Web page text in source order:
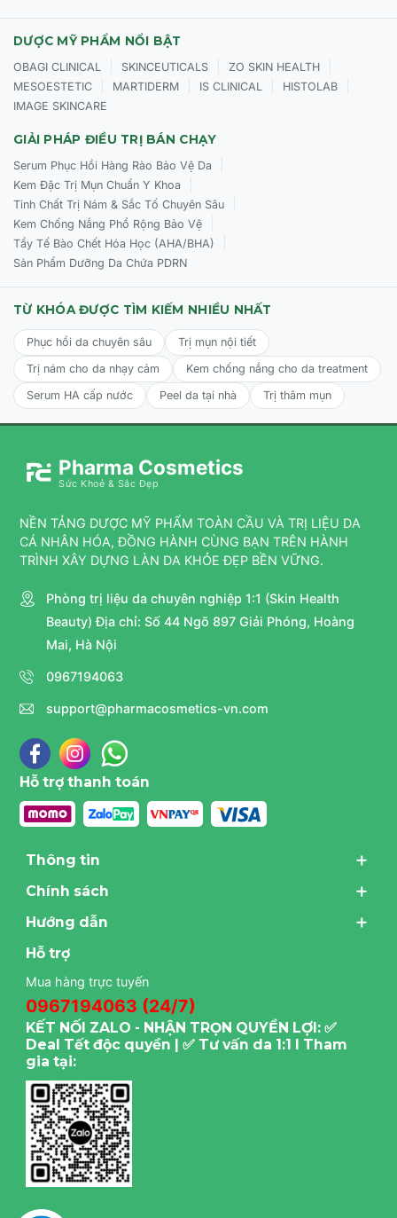
DƯỢC MỸ PHẨM NỔI BẬT
OBAGI CLINICAL SKINCEUTICALS ZO SKIN HEALTH
MESOESTETIC MARTIDERM IS CLINICAL HISTOLAB
IMAGE SKINCARE
GIẢI PHÁP ĐIỀU TRỊ BÁN CHẠY
Serum Phục Hồi Hàng Rào Bảo Vệ Da
Kem Đặc Trị Mụn Chuẩn Y Khoa
Tinh Chất Trị Nám & Sắc Tố Chuyên Sâu
Kem Chống Nắng Phổ Rộng Bảo Vệ
Tẩy Tế Bào Chết Hóa Học (AHA/BHA)
Sản Phẩm Dưỡng Da Chứa PDRN
TỪ KHÓA ĐƯỢC TÌM KIẾM NHIỀU NHẤT
Phục hồi da chuyên sâu
Trị mụn nội tiết
Trị nám cho da nhạy cảm
Kem chống nắng cho da treatment
Serum HA cấp nước
Peel da tại nhà Trị thâm mụn
Pharma Cosmetics
Sức Khoẻ & Sắc Đẹp
NỀN TẢNG DƯỢC MỸ PHẨM TOÀN CẦU VÀ TRỊ LIỆU DA
CÁ NHÂN HÓA, ĐỒNG HÀNH CÙNG BẠN TRÊN HÀNH
TRÌNH XÂY DỰNG LÀN DA KHỎE ĐẸP BỀN VỮNG.
Phòng trị liệu da chuyên nghiệp 1:1 (Skin Health
Beauty) Địa chỉ: Số 44 Ngõ 897 Giải Phóng, Hoàng
Mai, Hà Nội
0967194063
support@pharmacosmetics-vn.com
Hỗ trợ thanh toán
Thông tin
Chính sách
Hướng dẫn
Hỗ trợ
Mua hàng trực tuyến
0967194063 (24/7)
KẾT NỐI ZALO - NHẬN TRỌN QUYỀN LỢI: ✅
Deal Tết độc quyền | ✅ Tư vấn da 1:1 I Tham
gia tại: